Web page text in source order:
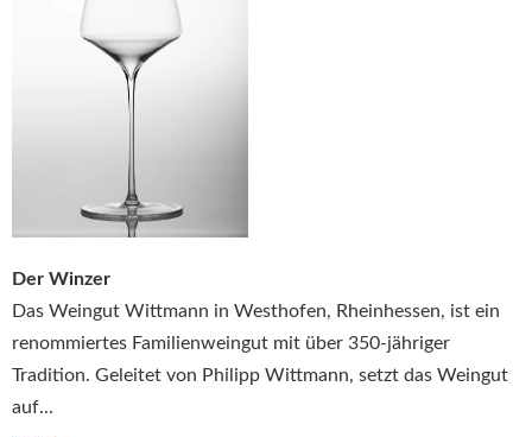
Der Winzer
Das Weingut Wittmann in Westhofen, Rheinhessen, ist ein
renommiertes Familienweingut mit über 350-jähriger
Tradition. Geleitet von Philipp Wittmann, setzt das Weingut
auf...